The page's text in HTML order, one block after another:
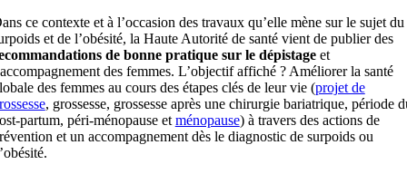
ce contexte et à l’occasion des travaux qu’elle mène sur le sujet du
et de l’obésité, la Haute Autorité de santé vient de publier des
de bonne pratique sur le dépistageet
des femmes. L’objectif affiché ? Améliorer la santé
des femmes au cours des étapes clés de leur vie (projet de
, grossesse, grossesse après une chirurgie bariatrique, période
partum, péri-ménopause et ménopause) à travers des actions de
et un accompagnement dès le diagnostic de surpoids ou